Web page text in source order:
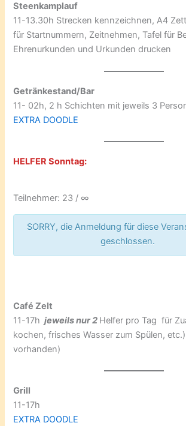
Steenkamplauf
11-13.30h Strecken kennzeichnen, A4
für Startnummern, Zeitnehmen, Tafel für
Ehrenurkunden und Urkunden drucken
Getränkestand/Bar
11- 02h, 2 h Schichten mit jeweils 3
EXTRA DOODLE
HELFER Sonntag:
Teilnehmer: 23 / ∞
SORRY, die Anmeldung für diese
geschlossen.
Café Zelt
11-17h jeweils nur 2 Helfer pro Tag für
kochen, frisches Wasser zum Spülen,
vorhanden)
Grill
11-17h
EXTRA DOODLE